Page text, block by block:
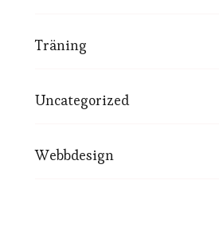
Träning
Uncategorized
Webbdesign